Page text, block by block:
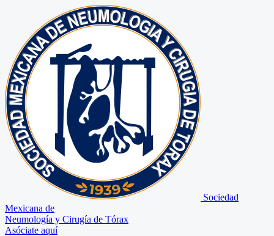
Sociedad
Mexicana de
Neumología y Cirugía de Tórax
Asóciate aquí